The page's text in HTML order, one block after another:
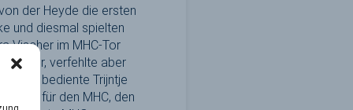
der Heyde die ersten
und diesmal spielten
Vischer im MHC-Tor
verfehlte aber
Seite bediente Trijntje
für den MHC, den